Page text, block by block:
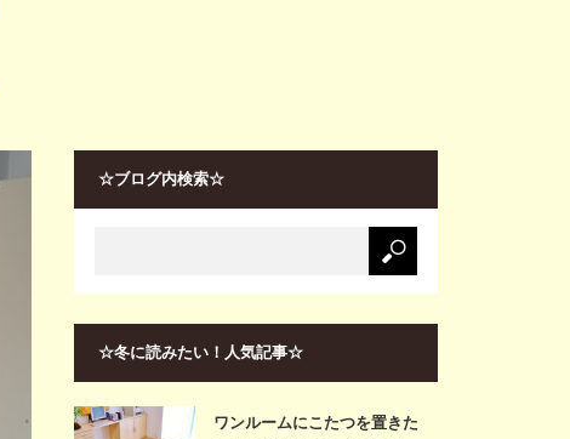
☆ブログ内検索☆
☆冬に読みたい！人気記事☆
ワンルームにこたつを置きた